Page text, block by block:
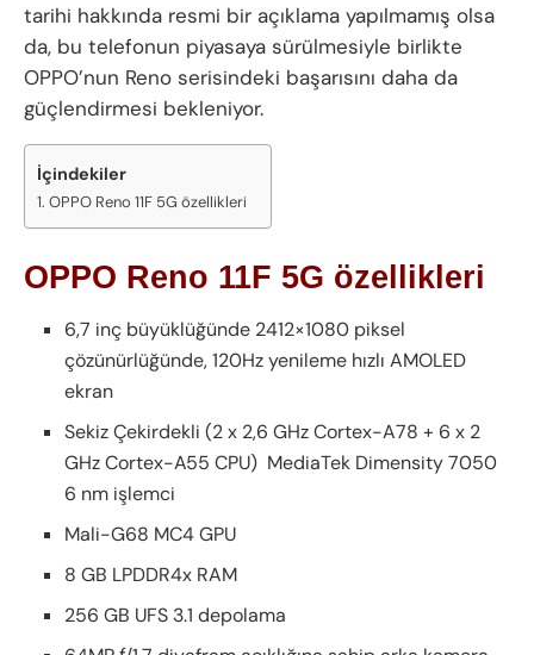
tarihi hakkında resmi bir açıklama yapılmamış olsa
da, bu telefonun piyasaya sürülmesiyle birlikte
OPPO’nun Reno serisindeki başarısını daha da
güçlendirmesi bekleniyor.
İçindekiler
OPPO Reno 11F 5G özellikleri
OPPO Reno 11F 5G özellikleri
6,7 inç büyüklüğünde 2412×1080 piksel
çözünürlüğünde, 120Hz yenileme hızlı AMOLED
ekran
Sekiz Çekirdekli (2 x 2,6 GHz Cortex-A78 + 6 x 2
GHz Cortex-A55 CPU) MediaTek Dimensity 7050
6 nm işlemci
Mali-G68 MC4 GPU
8 GB LPDDR4x RAM
256 GB UFS 3.1 depolama